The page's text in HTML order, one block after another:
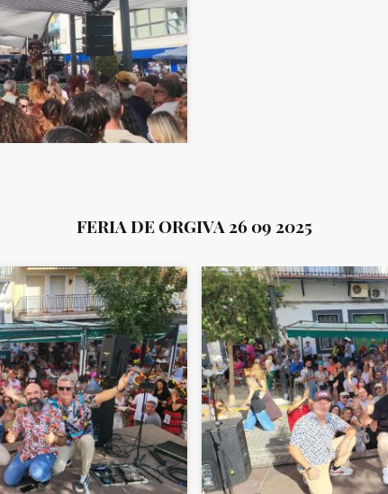
FERIA DE ORGIVA 26 09 2025